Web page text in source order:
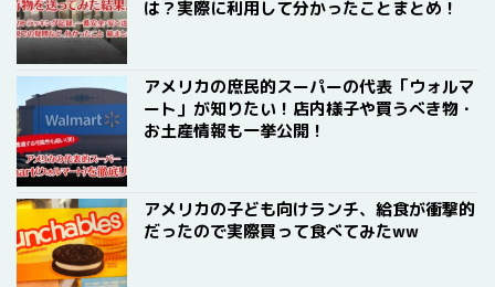
は？実際に利用して分かったことまとめ！
アメリカの庶民的スーパーの代表「ウォルマ
ート」が知りたい！店内様子や買うべき物・
お土産情報も一挙公開！
アメリカの子ども向けランチ、給食が衝撃的
だったので実際買って食べてみたww